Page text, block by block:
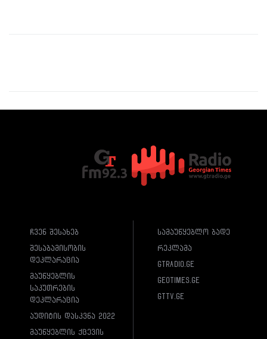
ჩვენ შესახებ
შესაბამისობის
დეკლარაცია
მაუწყებლის
საკუთრების
დეკლარაცია
აუდიტის დასკვნა 2022
მაუწყებლის ქცევის
სამაუწყებლო ბადე
რეკლამა
gtradio.ge
geotimes.ge
gttv.ge